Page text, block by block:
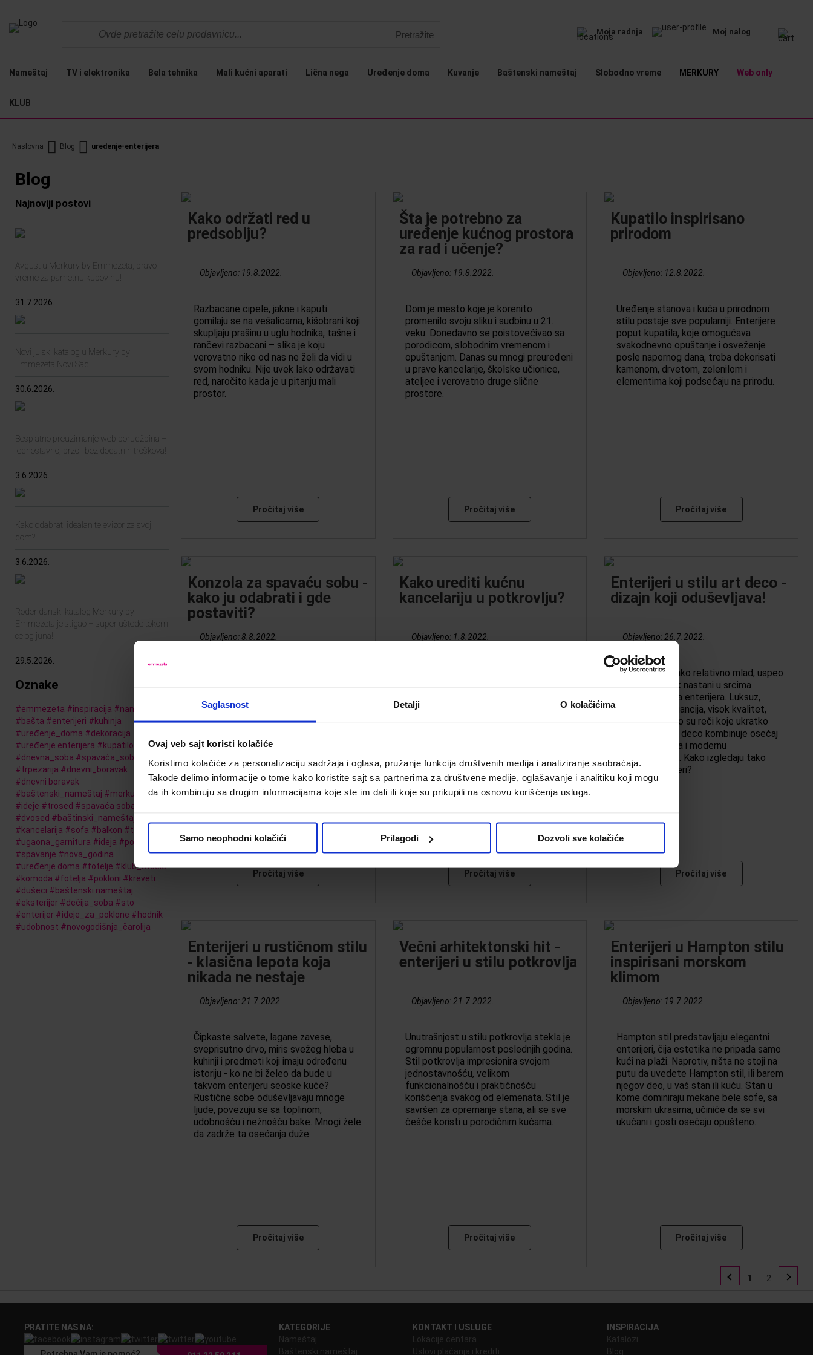
Saglasnost Detalji O kolačićima
Ovaj veb sajt koristi kolačiće
Koristimo kolačiće za personalizaciju sadržaja i oglasa, pružanje funkcija društvenih medija i analiziranje saobraćaja.
Takođe delimo informacije o tome kako koristite sajt sa partnerima za društvene medije, oglašavanje i analitiku koji mogu
da ih kombinuju sa drugim informacijama koje ste im dali ili koje su prikupili na osnovu korišćenja usluga.
Samo neophodni kolačići Prilagodi Dozvoli sve kolačiće
Pretražite Moja radnja Moj nalog
Nameštaj TV i elektronika Bela tehnika Mali kućni aparati Lična nega Uređenje doma Kuvanje Baštenski nameštaj Slobodno vreme MERKURY Web only
KLUB
Naslovna Blog uredenje-enterijera
Blog
Kako održati red u
predsoblju?
Objavljeno: 19.8.2022.
Razbacane cipele, jakne i kaputi
gomilaju se na vešalicama, kišobrani koji
skupljaju prašinu u uglu hodnika, tašne i
rančevi razbacani – slika je koju
verovatno niko od nas ne želi da vidi u
svom hodniku. Nije uvek lako održavati
red, naročito kada je u pitanju mali
prostor.
Pročitaj više
Šta je potrebno za
uređenje kućnog prostora
za rad i učenje?
Objavljeno: 19.8.2022.
Dom je mesto koje je korenito
promenilo svoju sliku i sudbinu u 21.
veku. Donedavno se poistovećivao sa
porodicom, slobodnim vremenom i
opuštanjem. Danas su mnogi preuređeni
u prave kancelarije, školske učionice,
ateljee i verovatno druge slične
prostore.
Pročitaj više
Kupatilo inspirisano
prirodom
Objavljeno: 12.8.2022.
Uređenje stanova i kuća u prirodnom
stilu postaje sve popularniji. Enterijere
poput kupatila, koje omogućava
svakodnevno opuštanje i osveženje
posle napornog dana, treba dekorisati
kamenom, drvetom, zelenilom i
elementima koji podsećaju na prirodu.
Pročitaj više
Konzola za spavaću sobu -
kako ju odabrati i gde
postaviti?
Objavljeno:8.8.2022.
svaki dizajn enterijera. Naći će se u
sobama u klasičnom, vintage,
Mali toaletni stočići mogu biti ukras
hodnika, dnevnog boravka...
Pročitaj više
Kako urediti kućnu
kancelariju u potkrovlju?
Objavljeno: 1.8.2022.
daljinu, većina radnih zadataka se može
Pročitaj više
Enterijeri u stilu art deco -
dizajn koji oduševljava!
Objavljeno: 26.7.2022.
Art deco stil, iako relativno mlad, uspeo
je da se zauvek nastani u srcima
ljubitelja dizajna enterijera. Luksuz,
udobnost, elegancija, visok kvalitet,
suptilnost - ovo su reči koje ukratko
opisuju stil. Art deco kombinuje osećaj
prošlih vremena i modernu
funkcionalnost. Kako izgledaju tako
uređeni enterijeri?
Pročitaj više
Enterijeri u rustičnom stilu
- klasična lepota koja
nikada ne nestaje
Objavljeno: 21.7.2022.
Čipkaste salvete, lagane zavese,
sveprisutno drvo, miris svežeg hleba u
kuhinji i predmeti koji imaju određenu
istoriju - ko ne bi želeo da bude u
takvom enterijeru seoske kuće?
Rustične sobe oduševljavaju mnoge
ljude, povezuju se sa toplinom,
udobnošću i nežnošću bake. Mnogi žele
da zadrže ta osećanja duže.
Pročitaj više
Večni arhitektonski hit -
enterijeri u stilu potkrovlja
Objavljeno: 21.7.2022.
Unutrašnjost u stilu potkrovlja stekla je
ogromnu popularnost poslednjih godina.
Stil potkrovlja impresionira svojom
jednostavnošću, velikom
funkcionalnošću i praktičnošću
korišćenja svakog od elemenata. Stil je
savršen za opremanje stana, ali se sve
češće koristi u porodičnim kućama.
Pročitaj više
Enterijeri u Hampton stilu
inspirisani morskom
klimom
Objavljeno: 19.7.2022.
Hampton stil predstavljaju elegantni
enterijeri, čija estetika ne pripada samo
kući na plaži. Naprotiv, ništa ne stoji na
putu da uvedete Hampton stil, ili barem
njegov deo, u vaš stan ili kuću. Stan u
kome dominiraju mekane bele sofe, sa
morskim ukrasima, učiniće da se svi
ukućani i gosti osećaju opušteno.
Pročitaj više
Najnoviji postovi
Avgust u Merkury by Emmezeta, pravo
vreme za pametnu kupovinu!
31.7.2026.
Novi julski katalog u Merkury by
Emmezeta Novi Sad
30.6.2026.
Besplatno preuzimanje web porudžbina –
jednostavno, brzo i bez dodatnih troškova!
3.6.2026.
Kako odabrati idealan televizor za svoj
dom?
3.6.2026.
Rođendanski katalog Merkury by
Emmezeta je stigao – super uštede tokom
celog juna!
29.5.2026.
Oznake
#emmezeta #inspiracija #nameštaj
#bašta #enterijeri #kuhinja
#uređenje_doma #dekoracija
#uređenje enterijera #kupatilo
#dnevna_soba #spavaća_soba
#trpezarija #dnevni_boravak
#dnevni boravak
#baštenski_nameštaj #merkury
#ideje #trosed #spavaća soba
#dvosed #baštinski_nameštaj
#kancelarija #sofa #balkon #terasa
#ugaona_garnitura #ideja #polica
#spavanje #nova_godina
#uređenje doma #fotelje #klub_stočić
#komoda #fotelja #pokloni #kreveti
#dušeci #baštenski nameštaj
#eksterijer #dečija_soba #sto
#enterijer #ideje_za_poklone #hodnik
#udobnost #novogodišnja_čarolija
1 2
PRATITE NAS NA:
KATEGORIJE
Nameštaj
Baštenski nameštaj
KONTAKT I USLUGE
Lokacije centara
Uslovi plaćanja i krediti
INSPIRACIJA
Katalozi
Blog